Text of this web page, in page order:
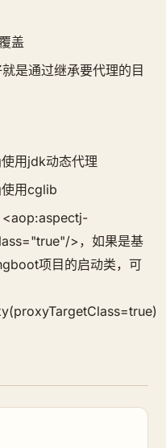
盖
是通过继承要代理的目
用jdk动态代理
用cglib
<aop:aspectj-
>，如果是基
项目的启动类，可